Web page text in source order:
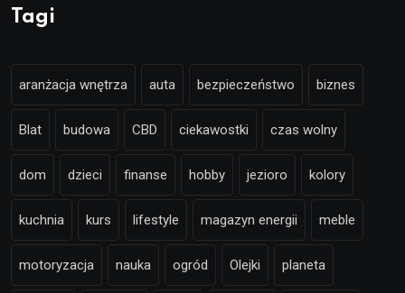
Tagi
aranżacja wnętrza auta bezpieczeństwo biznes
Blat budowa CBD ciekawostki czas wolny
dom dzieci finanse hobby jezioro kolory
kuchnia kurs lifestyle magazyn energii meble
motoryzacja nauka ogród Olejki planeta